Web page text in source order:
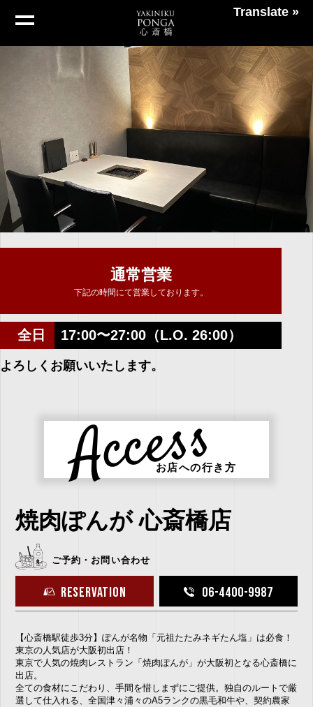
通常営業
下記の時間にて営業しております。
全日 17:00〜27:00（L.O. 26:00）
よろしくお願いいたします。
Access
お店への行き方
焼肉ぽんが 心斎橋店
ご予約・お問い合わせ
RESERVATION 06-4400-9987
【心斎橋駅徒歩3分】ぽんが名物「元祖たたみネギたん塩」は必食！
東京の人気店が大阪初出店！
東京で人気の焼肉レストラン「焼肉ぽんが」が大阪初となる心斎橋に
出店。
全ての食材にこだわり、手間を惜しまずにご提供。独自のルートで厳
選して仕入れる、全国津々浦々のA5ランクの黒毛和牛や、契約農家
Translate »